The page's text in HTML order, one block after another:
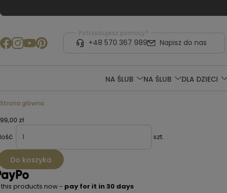
Potrzebujesz pomocy?
+48 570 367 989 Napisz do nas
NA ŚLUB NA ŚLUB DLA DZIECI
Strona główna
zł
szt.
Do koszyka
this products now - pay for it in 30 days